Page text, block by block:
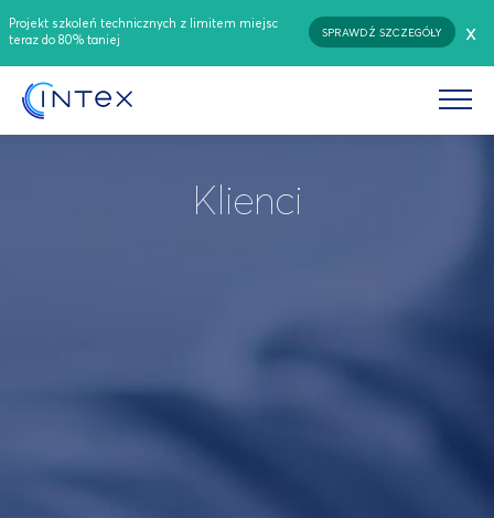
Projekt szkoleń technicznych z limitem miejsc
teraz do 80% taniej
SPRAWDŹ SZCZEGÓŁY x
Klienci